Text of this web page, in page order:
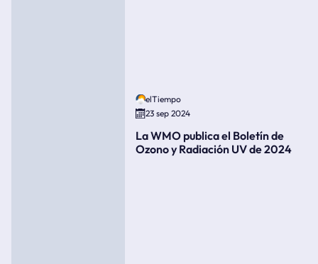
elTiempo
23 sep 2024
La WMO publica el Boletín de
Ozono y Radiación UV de 2024